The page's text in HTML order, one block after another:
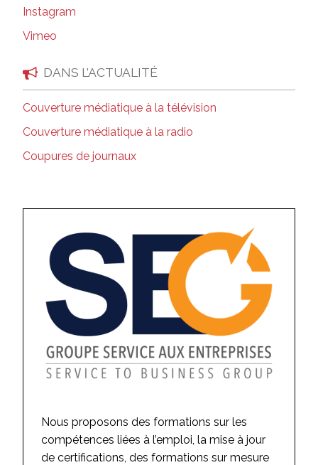
Instagram
Vimeo
DANS L’ACTUALITÉ
Couverture médiatique à la télévision
Couverture médiatique à la radio
Coupures de journaux
Nous proposons des formations sur les
compétences liées à l’emploi, la mise à jour
de certifications, des formations sur mesure